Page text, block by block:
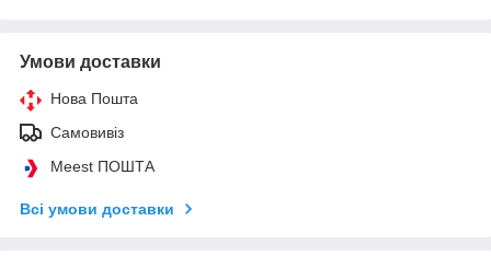
Умови доставки
Нова Пошта
Самовивіз
Meest ПОШТА
Всі умови доставки